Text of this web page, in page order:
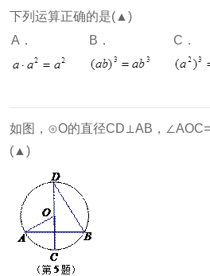
下列运算正确的是(▲)
A．
B． C．
如图，⊙O的直径CD⊥AB，
(▲)